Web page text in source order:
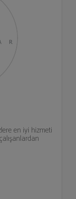
en iyi hizmeti